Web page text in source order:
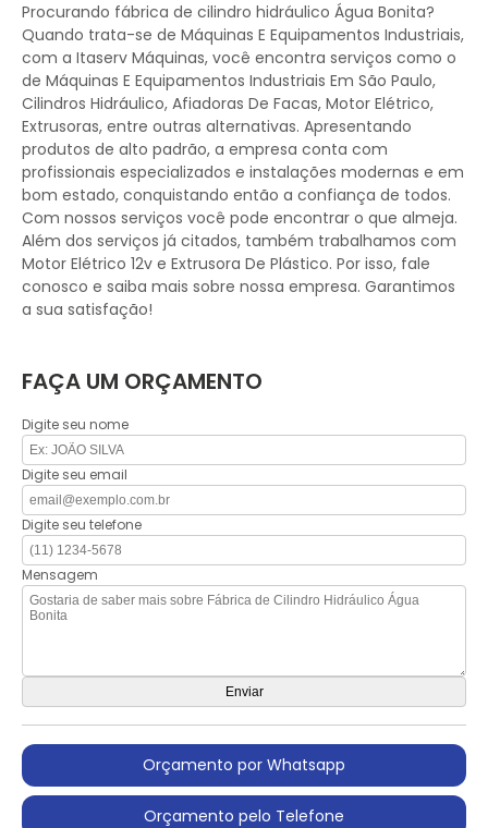
Procurando fábrica de cilindro hidráulico Água Bonita?
Quando trata-se de Máquinas E Equipamentos Industriais,
com a Itaserv Máquinas, você encontra serviços como o
de Máquinas E Equipamentos Industriais Em São Paulo,
Cilindros Hidráulico, Afiadoras De Facas, Motor Elétrico,
Extrusoras, entre outras alternativas. Apresentando
produtos de alto padrão, a empresa conta com
profissionais especializados e instalações modernas e em
bom estado, conquistando então a confiança de todos.
Com nossos serviços você pode encontrar o que almeja.
Além dos serviços já citados, também trabalhamos com
Motor Elétrico 12v e Extrusora De Plástico. Por isso, fale
conosco e saiba mais sobre nossa empresa. Garantimos
a sua satisfação!
FAÇA UM ORÇAMENTO
Digite seu nome
Digite seu email
Digite seu telefone
Mensagem
Orçamento por Whatsapp
Orçamento pelo Telefone